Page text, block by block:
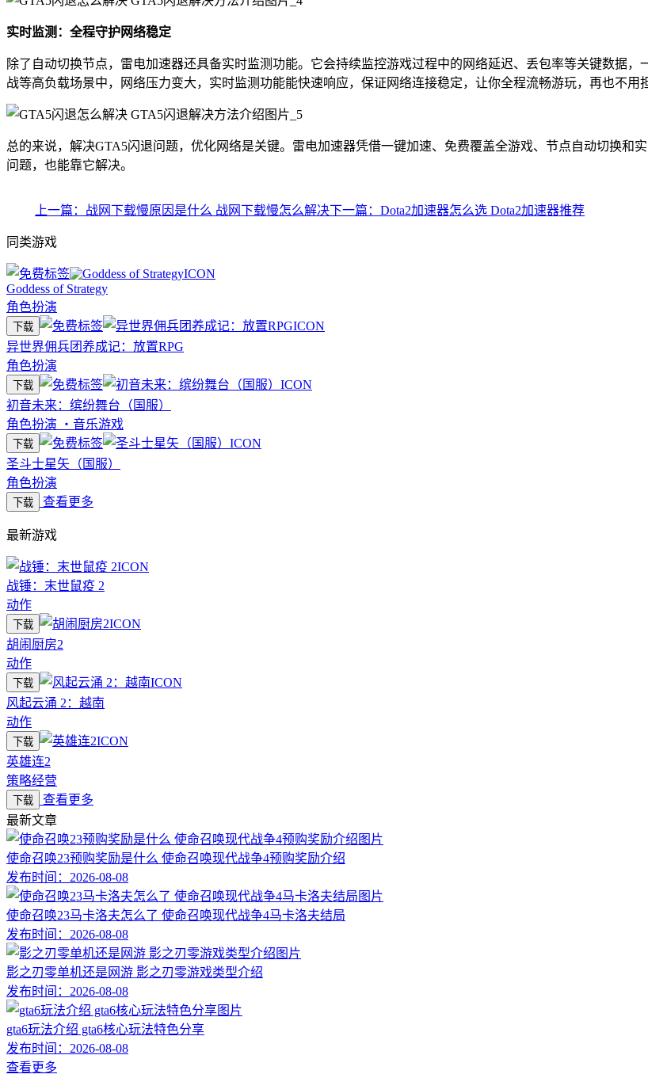
实时监测：全程守护网络稳定
除了自动切换节点，雷电加速器还具备实时监测功能。它会持续监控游戏过程中的网络延迟、丢包率等关键数据
战等高负载场景中，网络压力变大，实时监测功能能快速响应，保证网络连接稳定，让你全程流畅游玩，再也不用
总的来说，解决GTA5闪退问题，优化网络是关键。雷电加速器凭借一键加速、免费覆盖全游戏、节点自动切换和
问题，也能靠它解决。
上一篇：战网下载慢原因是什么 战网下载慢怎么解决下一篇：Dota2加速器怎么选 Dota2加速器推荐
同类游戏
Goddess of Strategy
角色扮演
下载
异世界佣兵团养成记：放置RPG
角色扮演
下载
初音未来：缤纷舞台（国服）
角色扮演
・ 音乐游戏
下载
圣斗士星矢（国服）
角色扮演
下载 查看更多
最新游戏
战锤：末世鼠疫 2
动作
下载
胡闹厨房2
动作
下载
风起云涌 2：越南
动作
下载
英雄连2
策略经营
下载
查看更多
最新文章
使命召唤23预购奖励是什么 使命召唤现代战争4预购奖励介绍
发布时间： 2026-08-08
使命召唤23马卡洛夫怎么了 使命召唤现代战争4马卡洛夫结局
发布时间： 2026-08-08
影之刃零单机还是网游 影之刃零游戏类型介绍
发布时间： 2026-08-08
gta6玩法介绍 gta6核心玩法特色分享
发布时间： 2026-08-08
查看更多